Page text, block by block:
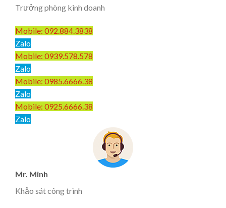
Trưởng phòng kinh doanh
Mobile: 092.884.3838
Zalo
Mobile: 0939.578.578
Zalo
Mobile: 0985.6666.38
Zalo
Mobile: 0925.6666.38
Zalo
Mr. Minh
Khảo sát công trình